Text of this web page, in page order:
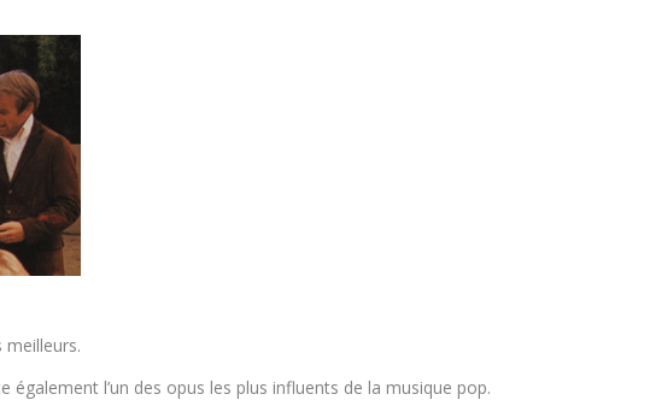
meilleurs.
également l’un des opus les plus influents de la musique pop.